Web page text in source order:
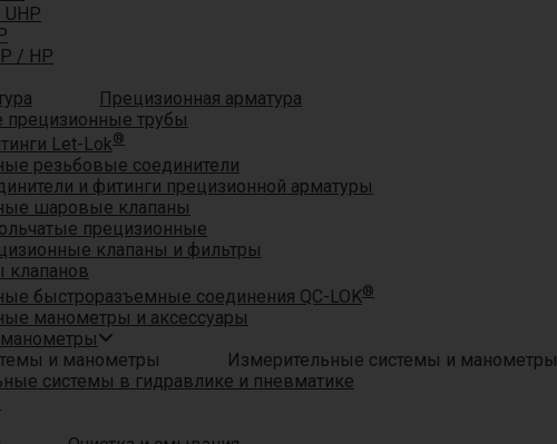
/ HP
Прецизионная арматура
трубы
Let-Lok®
резьбовые соединители
и фитинги прецизионной арматуры
шаровые клапаны
прецизионные
клапаны и фильтры
клапанов
быстроразъемные соединения QC-LOK®
манометры и аксессуары
Измерительные системы и манометры
системы в гидравлике и пневматике